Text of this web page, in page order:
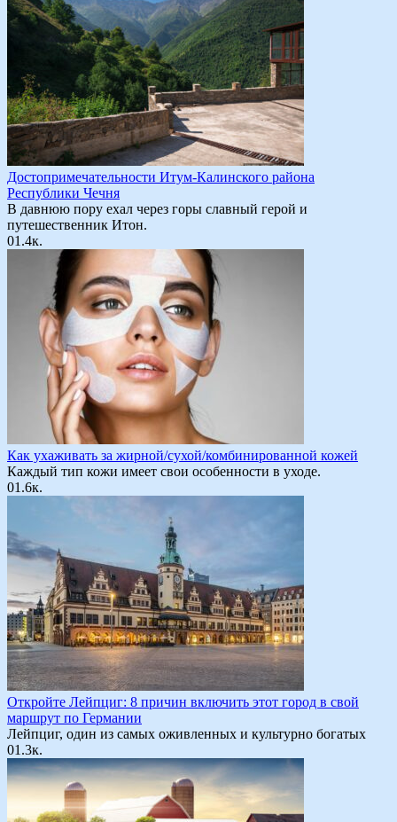
Достопримечательности Итум-Калинского района
Республики Чечня
В давнюю пору ехал через горы славный герой и
путешественник Итон.
01.4к.
Как ухаживать за жирной/сухой/комбинированной кожей
Каждый тип кожи имеет свои особенности в уходе.
01.6к.
Откройте Лейпциг: 8 причин включить этот город в свой
маршрут по Германии
Лейпциг, один из самых оживленных и культурно богатых
01.3к.